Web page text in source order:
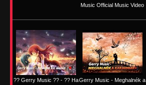
Music Official Music Video
?? Gerry Music ?? - ?? HaGerry Music - Meghalnék a